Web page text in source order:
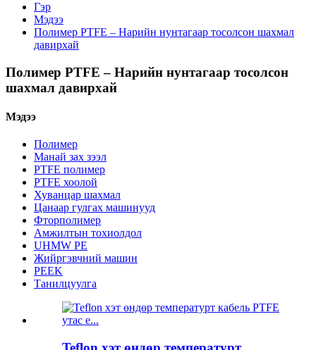
Гэр
Мэдээ
Полимер PTFE – Нарийн нунтагаар тосолсон шахмал
давирхай
Полимер PTFE – Нарийн нунтагаар тосолсон
шахмал давирхай
Мэдээ
Полимер
Манай зах зээл
PTFE полимер
PTFE хоолой
Хуванцар шахмал
Цанаар гулгах машинууд
Фторполимер
Амжилтын тохиолдол
UHMW PE
Жийргэвчний машин
PEEK
Танилцуулга